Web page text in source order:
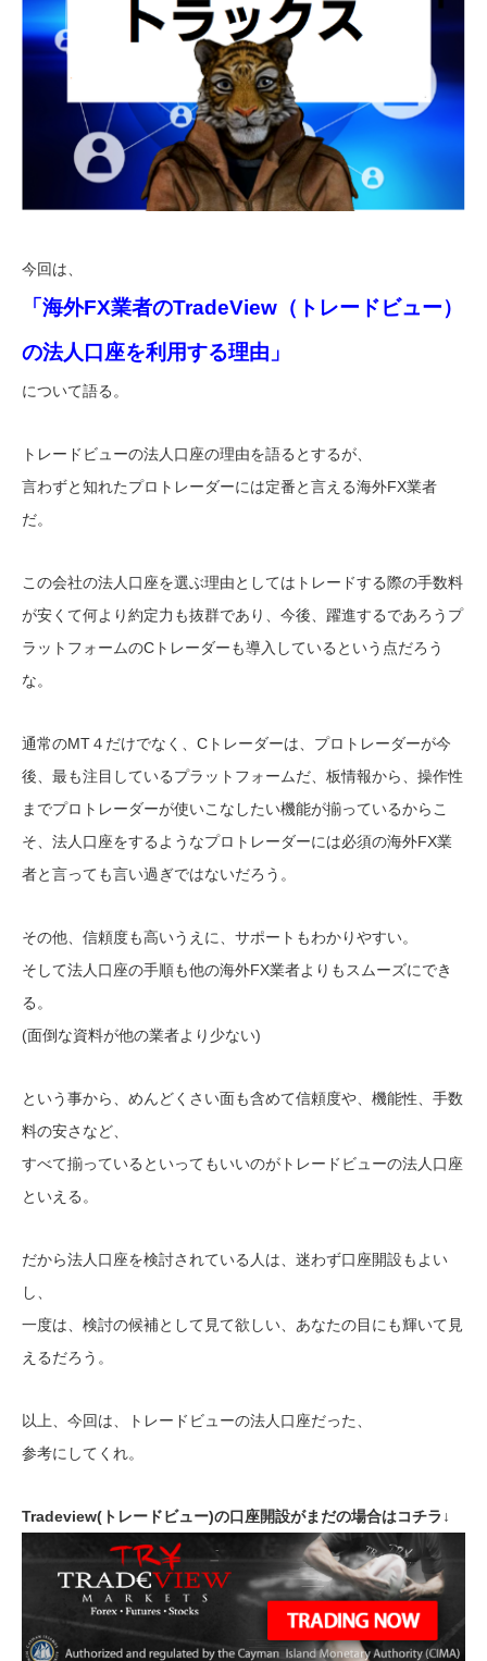
今回は、
「海外FX業者のTradeView（トレードビュー）
の法人口座を利用する理由」
について語る。
トレードビューの法人口座の理由を語るとするが、
言わずと知れたプロトレーダーには定番と言える海外FX業者
だ。
この会社の法人口座を選ぶ理由としてはトレードする際の手数料
が安くて何より約定力も抜群であり、今後、躍進するであろうプ
ラットフォームのCトレーダーも導入しているという点だろう
な。
通常のMT４だけでなく、Cトレーダーは、プロトレーダーが今
後、最も注目しているプラットフォームだ、板情報から、操作性
までプロトレーダーが使いこなしたい機能が揃っているからこ
そ、法人口座をするようなプロトレーダーには必須の海外FX業
者と言っても言い過ぎではないだろう。
その他、信頼度も高いうえに、サポートもわかりやすい。
そして法人口座の手順も他の海外FX業者よりもスムーズにでき
る。
(面倒な資料が他の業者より少ない)
という事から、めんどくさい面も含めて信頼度や、機能性、手数
料の安さなど、
すべて揃っているといってもいいのがトレードビューの法人口座
といえる。
だから法人口座を検討されている人は、迷わず口座開設もよい
し、
一度は、検討の候補として見て欲しい、あなたの目にも輝いて見
えるだろう。
以上、今回は、トレードビューの法人口座だった、
参考にしてくれ。
Tradeview(トレードビュー)の口座開設がまだの場合はコチラ↓